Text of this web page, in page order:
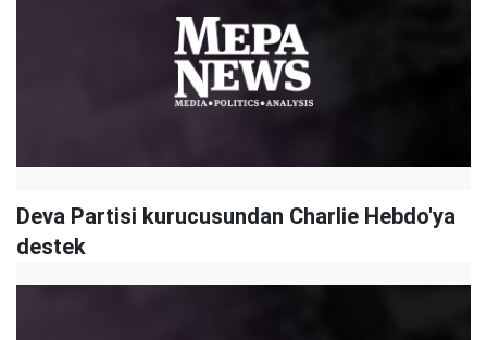
Deva Partisi kurucusundan Charlie Hebdo'ya
destek